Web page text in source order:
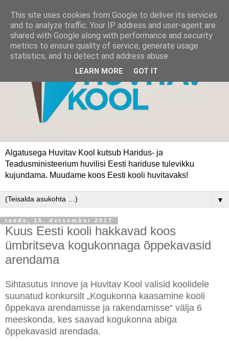
Algatusega Huvitav Kool kutsub Haridus- ja
Teadusministeerium huvilisi Eesti hariduse tulevikku
kujundama. Muudame koos Eesti kooli huvitavaks!
▼
reede, 15. detsember 2017
Kuus Eesti kooli hakkavad koos
ümbritseva kogukonnaga õppekavasid
arendama
Sihtasutus Innove ja Huvitav Kool valisid koolidele
suunatud konkursilt „Kogukonna kaasamine kooli
õppekava arendamisse ja rakendamisse“ välja 6
meeskonda, kes saavad kogukonna abiga
õppekavasid arendada.
This site uses cookies from Google to deliver its services
and to analyze traffic. Your IP address and user-agent are
shared with Google along with performance and security
metrics to ensure quality of service, generate usage
statistics, and to detect and address abuse.
LEARN MORE GOT IT